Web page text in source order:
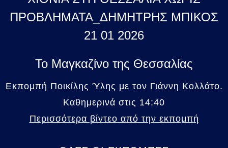
ΠΡΟΒΛΗΜΑΤΑ_ΔΗΜΗΤΡΗΣ ΜΠΙΚΟΣ
21 01 2026
Το Μαγκαζίνο της Θεσσαλίας
Εκπομπή Ποικίλης Ύλης με τον Γιάννη Κολλάτο.
Καθημερινά στις 14:40
Περισσότερα βίντεο από την εκπομπή